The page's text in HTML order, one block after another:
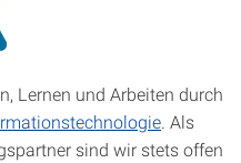
Lernen und Arbeiten durch
. Als
sind wir stets offen